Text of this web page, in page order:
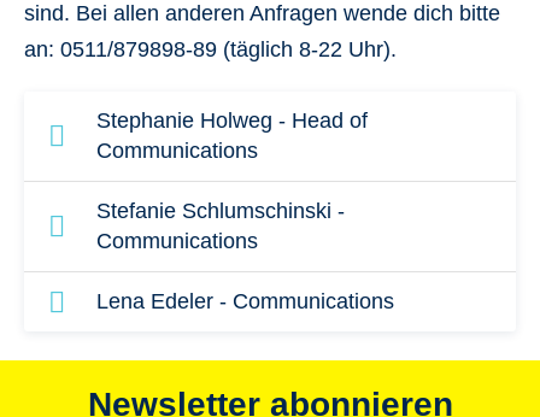
sind. Bei allen anderen Anfragen wende dich bitte
an: 0511/879898-89 (täglich 8-22 Uhr).
Stephanie Holweg - Head of
Communications
Stephanie Holweg
Head of Communications
Tel.: +49 170 567 211 0
Stefanie Schlumschinski -
Communications
Stefanie Schlumschinski
Telefon: +49 170-5676430
Lena Edeler - Communications
Communications (in Elternzeit)
Newsletter abonnieren